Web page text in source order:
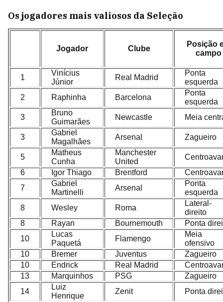
Os jogadores mais valiosos da Seleção
Jogador Clube
Posição
campo
1
Vinícius
Júnior
Real Madrid
Ponta
esquerda
2
Raphinha Barcelona
Ponta
esquerda
3
Bruno
Guimarães
Newcastle Meia
3
Gabriel
Magalhães
Arsenal Zagueiro
5
Matheus
Cunha
Manchester
United
6
Igor Thiago Brentford
7
Gabriel
Martinelli
Arsenal
Ponta
esquerda
8
Wesley Roma
Lateral-
direito
8
Rayan Bournemouth
Ponta
10
Lucas
Paquetá
Flamengo
Meia
ofensivo
10
Bremer Juventus
Zagueiro
10
Endrick Real Madrid
13
Marquinhos PSG
Zagueiro
14
Luiz
Henrique
Zenit Ponta